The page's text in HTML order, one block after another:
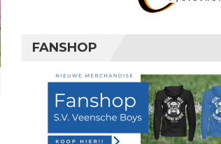
FANSHOP